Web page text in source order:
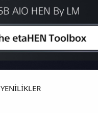
YENİLİKLER